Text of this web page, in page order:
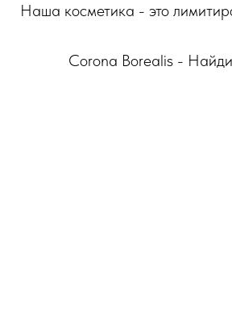
Наша косметика - это
Corona Borealis -